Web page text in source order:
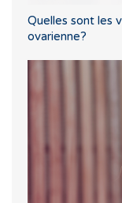
Quelles sont les
ovarienne?